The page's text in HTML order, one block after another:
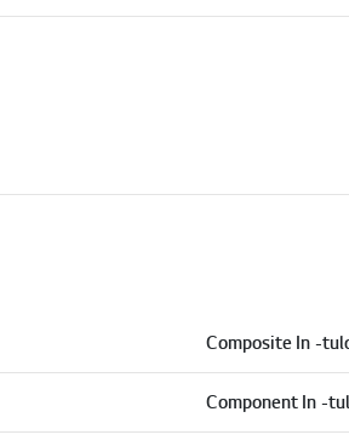
Composite In -
Component In -